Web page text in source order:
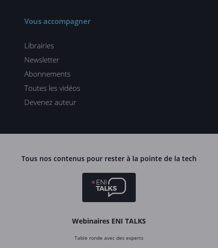
Vous accompagner
Librairies
Newsletter
Abonnements
Toutes les vidéos
Devenez auteur
Tous nos contenus pour rester à la pointe de la tech
Webinaires ENI TALKS
Table ronde avec des experts